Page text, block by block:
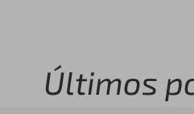
Últimos